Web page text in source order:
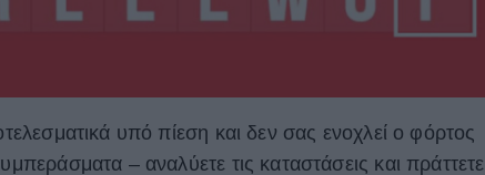
υπό πίεση και δεν σας ενοχλεί ο φόρτος
– αναλύετε τις καταστάσεις και πράττετε